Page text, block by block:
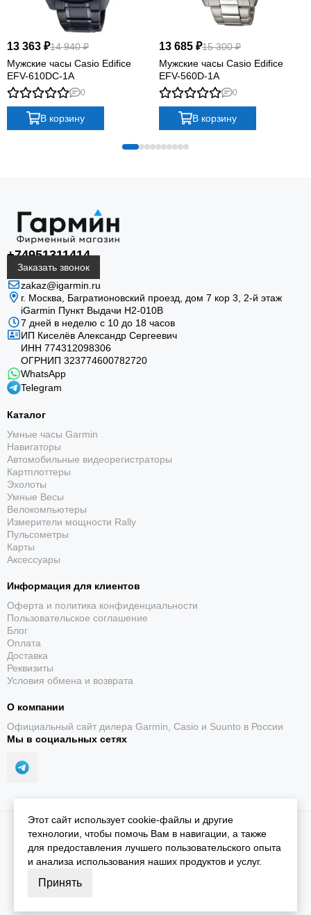
13 363 ₽14 940 ₽
Мужские часы Casio Edifice
EFV-610DC-1A
0
В корзину
13 685 ₽15 300 ₽
Мужские часы Casio Edifice
EFV-560D-1A
0
В корзину
+74951311414
Заказать звонок
zakaz@igarmin.ru
г. Москва, Багратионовский проезд, дом 7 кор 3, 2-й этаж
iGarmin Пункт Выдачи Н2-010В
7 дней в неделю с 10 до 18 часов
ИП Киселёв Александр Сергеевич
ИНН 774312098306
ОГРНИП 323774600782720
WhatsApp
Telegram
Каталог
Умные часы Garmin
Навигаторы
Автомобильные видеорегистраторы
Картплоттеры
Эхолоты
Умные Весы
Велокомпьютеры
Измерители мощности Rally
Пульсометры
Карты
Аксессуары
Информация для клиентов
Оферта и политика конфиденциальности
Пользовательское соглашение
Блог
Оплата
Доставка
Реквизиты
Условия обмена и возврата
О компании
Официальный сайт дилера Garmin, Casio и Suunto в России
Мы в социальных сетях
2026 © iGarmin.Карта сайта
Этот сайт использует cookie-файлы и другие
технологии, чтобы помочь Вам в навигации, а также
для предоставления лучшего пользовательского опыта
и анализа использования наших продуктов и услуг.
Принять